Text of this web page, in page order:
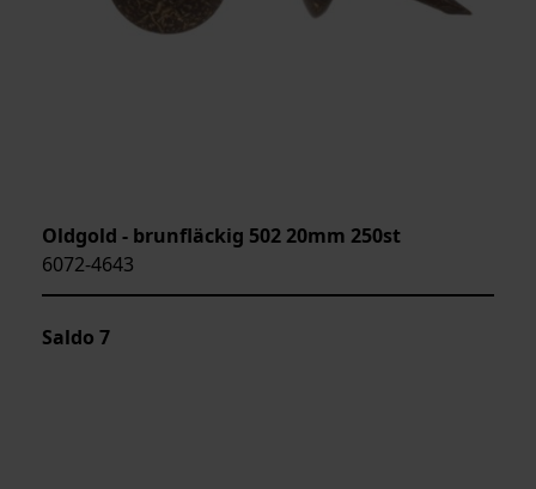
Oldgold - brunfläckig 502 20mm 250st
6072-4643
Saldo 7